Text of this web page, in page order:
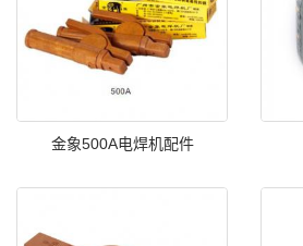
金象500A电焊机配件